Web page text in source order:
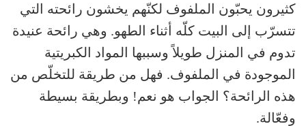
كثيرون يحبّون الملفوف لكنّهم يخشون رائحته التي
تتسرّب إلى البيت كلّه أثناء الطهو. وهي رائحة عنيدة
تدوم في المنزل طويلاً وسببها المواد الكبريتية
الموجودة في الملفوف. فهل من طريقة للتخلّص من
هذه الرائحة؟ الجواب هو نعم! وبطريقة بسيطة
وفعّالة.